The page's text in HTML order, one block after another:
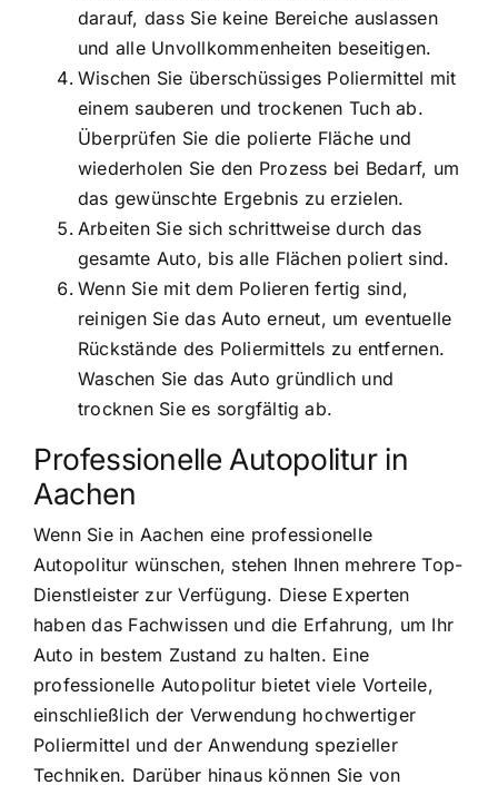
darauf, dass Sie keine Bereiche auslassen
und alle Unvollkommenheiten beseitigen.
Wischen Sie überschüssiges Poliermittel mit
einem sauberen und trockenen Tuch ab.
Überprüfen Sie die polierte Fläche und
wiederholen Sie den Prozess bei Bedarf, um
das gewünschte Ergebnis zu erzielen.
Arbeiten Sie sich schrittweise durch das
gesamte Auto, bis alle Flächen poliert sind.
Wenn Sie mit dem Polieren fertig sind,
reinigen Sie das Auto erneut, um eventuelle
Rückstände des Poliermittels zu entfernen.
Waschen Sie das Auto gründlich und
trocknen Sie es sorgfältig ab.
Professionelle Autopolitur in
Aachen
Wenn Sie in Aachen eine professionelle
Autopolitur wünschen, stehen Ihnen mehrere Top-
Dienstleister zur Verfügung. Diese Experten
haben das Fachwissen und die Erfahrung, um Ihr
Auto in bestem Zustand zu halten. Eine
professionelle Autopolitur bietet viele Vorteile,
einschließlich der Verwendung hochwertiger
Poliermittel und der Anwendung spezieller
Techniken. Darüber hinaus können Sie von